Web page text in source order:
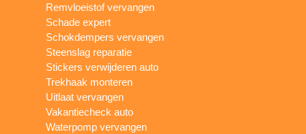
Remvloeistof vervangen
Schade expert
Schokdempers vervangen
Steenslag reparatie
Stickers verwijderen auto
Trekhaak monteren
Uitlaat vervangen
Vakantiecheck auto
Waterpomp vervangen